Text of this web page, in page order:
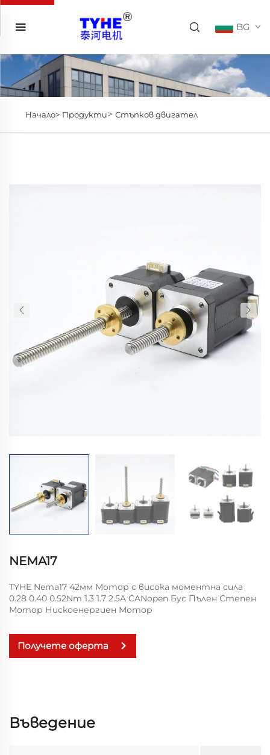
BG
Начало> Продукти> Стъпков двигател
NEMA17
TYHE Nema17 42мм Мотор с висока моментна сила
0.28 0.40 0.52Nm 1.3 1.7 2.5A CANopen Бус Пълен Степен
Мотор Нискоенергиен Мотор
Получете оферта
Въведение